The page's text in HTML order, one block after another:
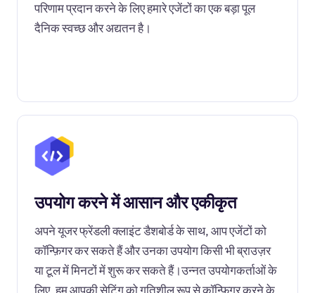
परिणाम प्रदान करने के लिए हमारे एजेंटों का एक बड़ा पूल
दैनिक स्वच्छ और अद्यतन है।
उपयोग करने में आसान और एकीकृत
अपने यूजर फ्रेंडली क्लाइंट डैशबोर्ड के साथ, आप एजेंटों को
कॉन्फ़िगर कर सकते हैं और उनका उपयोग किसी भी ब्राउज़र
या टूल में मिनटों में शुरू कर सकते हैं।उन्नत उपयोगकर्ताओं के